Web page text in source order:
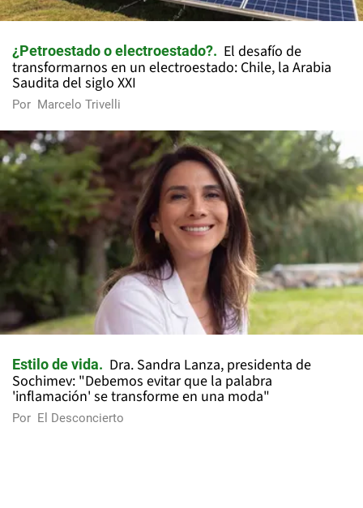
¿Petroestado o electroestado?
El desafío de
transformarnos en un electroestado: Chile, la Arabia
Saudita del siglo XXI
Por Marcelo Trivelli
Estilo de vida
Dra. Sandra Lanza, presidenta de
Sochimev: "Debemos evitar que la palabra
'inflamación' se transforme en una moda"
Por El Desconcierto